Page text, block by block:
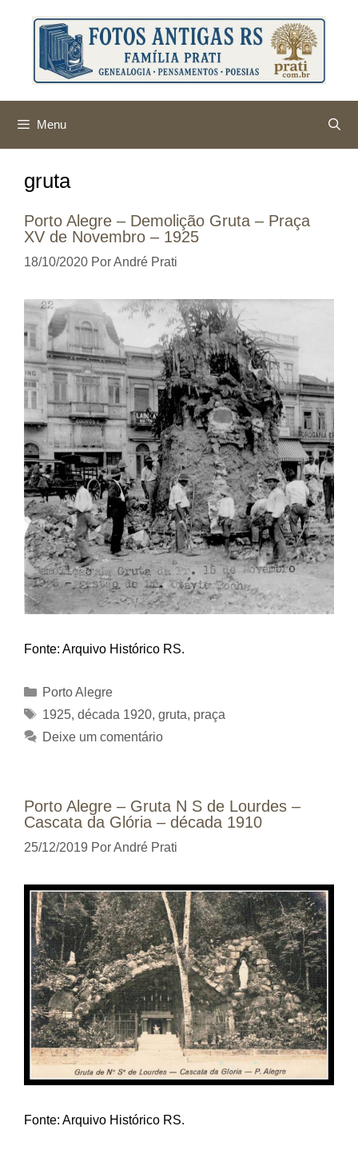
conteúdo
Menu
gruta
Porto Alegre – Demolição Gruta – Praça
XV de Novembro – 1925
18/10/2020 PorAndré Prati
Fonte: Arquivo Histórico RS.
Categorias
Porto Alegre
Tags
1925, década 1920, gruta, praça
Deixe um comentário
Porto Alegre – Gruta N S de Lourdes –
Cascata da Glória – década 1910
25/12/2019 PorAndré Prati
Fonte: Arquivo Histórico RS.